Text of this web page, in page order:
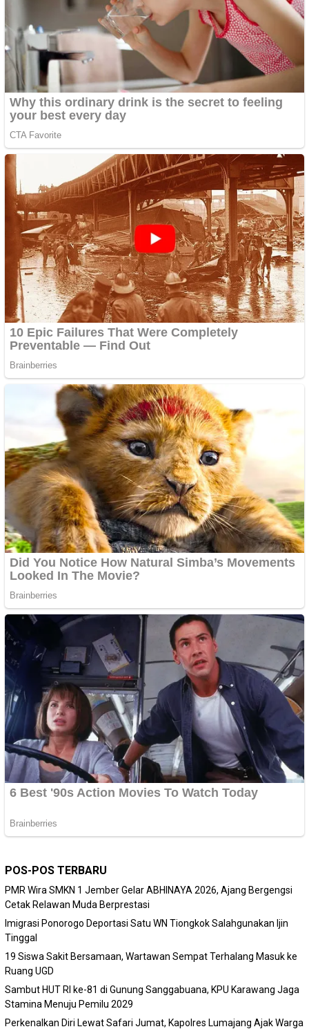
POS-POS TERBARU
PMR Wira SMKN 1 Jember Gelar ABHINAYA 2026, Ajang Bergengsi
Cetak Relawan Muda Berprestasi
Imigrasi Ponorogo Deportasi Satu WN Tiongkok Salahgunakan Ijin
Tinggal
19 Siswa Sakit Bersamaan, Wartawan Sempat Terhalang Masuk ke
Ruang UGD
Sambut HUT RI ke-81 di Gunung Sanggabuana, KPU Karawang Jaga
Stamina Menuju Pemilu 2029
Perkenalkan Diri Lewat Safari Jumat, Kapolres Lumajang Ajak Warga